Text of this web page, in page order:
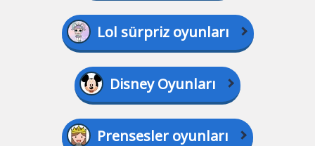
Lol sürpriz oyunları
Disney Oyunları
Prensesler oyunları